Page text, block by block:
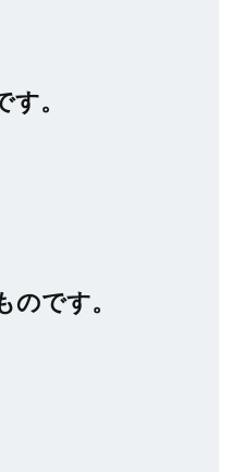
。
です。